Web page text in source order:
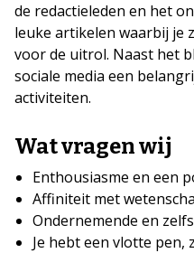
de redactieleden en het
leuke artikelen waarbij je
voor de uitrol. Naast het
sociale media een
activiteiten.
Wat vragen wij
Enthousiasme en een
Affiniteit met
Ondernemende en
Je hebt een vlotte